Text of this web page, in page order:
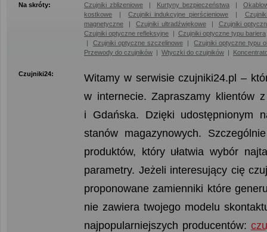
Na skróty: Czujniki zblizeniowe | Kurtyny bezpieczeństwa |
kostkowe |Czujniki indukcyjne pierścieniowe |
magnetyczne |Czujniki ultradźwiękowe| Czujniki
Czujniki optyczne refleksyjne | Czujniki optyczne typu bariera
| Czujniki optyczne szczelinowe|Czujniki optyczne typu
Przewody do czujników | Wtyczki do czujników |
Czujniki24:
Witamy w serwisie czujniki24.pl –
w internecie. Zapraszamy klientów
i Gdańska. Dzięki udostępnionym
stanów magazynowych.
produktów, który ułatwia wybór
parametry. Jeżeli interesujący cię
proponowane zamienniki które
nie zawiera twojego modelu
najpopularniejszych producentów: